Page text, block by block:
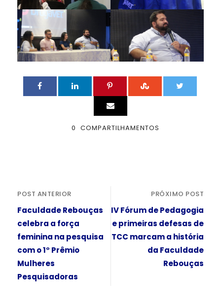
0 COMPARTILHAMENTOS
POST ANTERIOR
Faculdade Rebouças
celebra a força
feminina na pesquisa
com o 1° Prêmio
Mulheres
Pesquisadoras
PRÓXIMO POST
IV Fórum de Pedagogia
e primeiras defesas de
TCC marcam a história
da Faculdade
Rebouças